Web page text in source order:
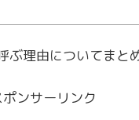
理由についてまと
ポンサーリンク